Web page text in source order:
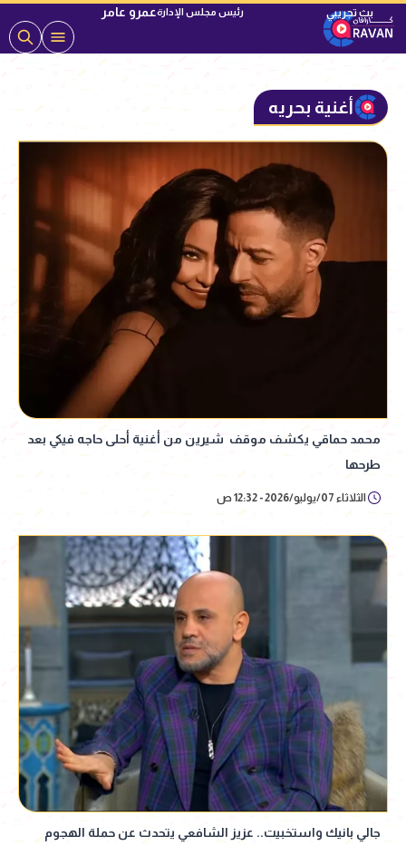
رئيس مجلس الإدارةعمرو عامر
أغنية بحريه
محمد حماقي يكشف موقف شيرين من أغنية أحلى حاجه فيكي بعد
طرحها
الثلاثاء 07/يوليو/2026 - 12:32 ص
جالي بانيك واستخبيت.. عزيز الشافعي يتحدث عن حملة الهجوم